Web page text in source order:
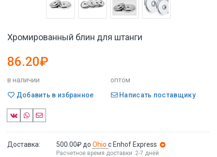
Хромированный блин для штанги
86.20₽
в наличии
оптом
Добавить в избранное
Написать поставщику
Доставка: 500.00₽ до Ohio с Enhof Express
Расчетное время доставки: 2-7 дней